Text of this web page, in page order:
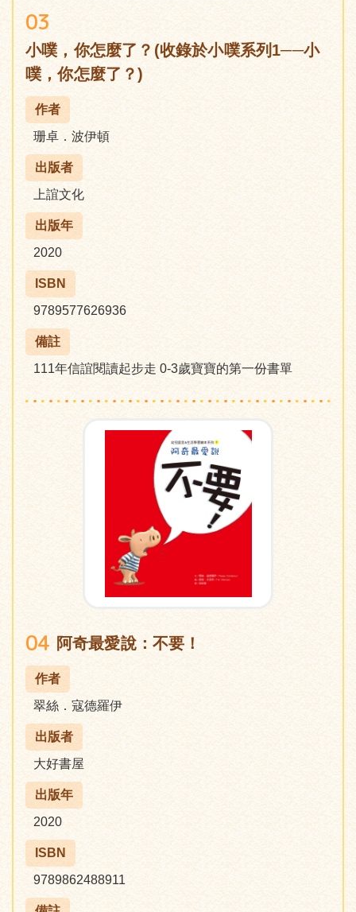
03
小噗，你怎麼了？(收錄於小噗系列1──小
噗，你怎麼了？)
作者
珊卓．波伊頓
出版者
上誼文化
出版年
2020
ISBN
9789577626936
備註
111年信誼閱讀起步走 0-3歲寶寶的第一份書單
04 阿奇最愛說：不要！
作者
翠絲．寇德羅伊
出版者
大好書屋
出版年
2020
ISBN
9789862488911